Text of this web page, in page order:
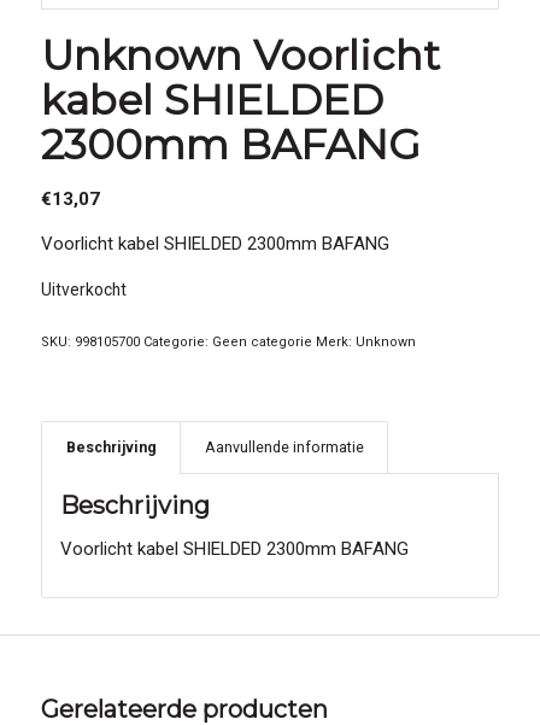
Unknown Voorlicht
kabel SHIELDED
2300mm BAFANG
€13,07
Voorlicht kabel SHIELDED 2300mm BAFANG
Uitverkocht
SKU: 998105700 Categorie: Geen categorie Merk: Unknown
Beschrijving Aanvullende informatie
Beschrijving
Voorlicht kabel SHIELDED 2300mm BAFANG
Gerelateerde producten